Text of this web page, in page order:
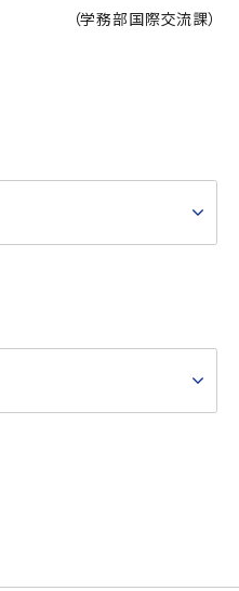
（学務部国際交流課）